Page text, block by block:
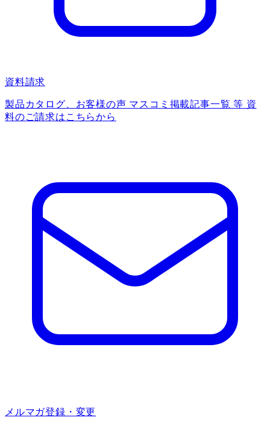
資料請求
製品カタログ、お客様の声 マスコミ掲載記事一覧 等 資
料のご請求はこちらから
メルマガ登録・変更